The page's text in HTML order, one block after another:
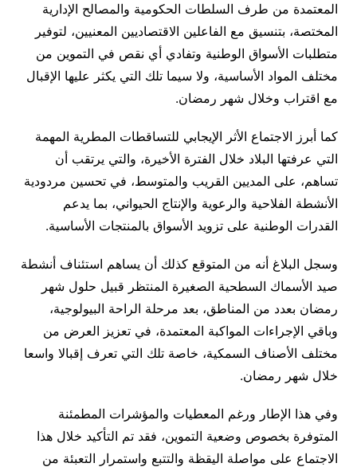
المعتمدة من طرف السلطات الحكومية والمصالح الإدارية
المختصة، بتنسيق مع الفاعلين الاقتصاديين المعنيين، لتوفير
متطلبات الأسواق الوطنية وتفادي أي نقص في التموين من
مختلف المواد الأساسية، ولا سيما تلك التي يكثر عليها الإقبال
مع اقتراب وخلال شهر رمضان.
كما أبرز الاجتماع الأثر الإيجابي للتساقطات المطرية المهمة
التي عرفتها البلاد خلال الفترة الأخيرة، والتي يرتقب أن
تساهم، على المديين القريب والمتوسط، في تحسين مردودية
الأنشطة الفلاحية والرعوية والإنتاج الحيواني، بما يدعم
القدرات الوطنية على تزويد الأسواق بالمنتجات الأساسية.
وسجل البلاغ أنه من المتوقع كذلك أن يساهم استئناف أنشطة
صيد الأسماك السطحية الصغيرة المنتظر قبيل حلول شهر
رمضان بعدد من المناطق، بعد مرحلة الراحة البيولوجية،
وباقي الإجراءات المواكبة المعتمدة، في تعزيز العرض من
مختلف الأصناف السمكية، خاصة تلك التي تعرف إقبالا واسعا
خلال شهر رمضان.
وفي هذا الإطار ورغم المعطيات والمؤشرات المطمئنة
المتوفرة بخصوص وضعية التموين، فقد تم التأكيد خلال هذا
الاجتماع على مواصلة اليقظة والتتبع واستمرار التعبئة من